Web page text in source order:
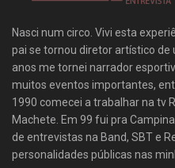
Nasci num circo. Vivi esta
pai se tornou diretor artístico de
anos me tornei narrador
muitos eventos importantes,
1990 comecei a trabalhar na tv
Machete. Em 99 fui pra
de entrevistas na Band, SBT e
personalidades públicas nas